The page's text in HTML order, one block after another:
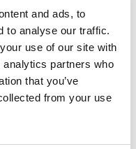
and ads, to
to analyse our traffic.
use of our site with
partners who
that you’ve
from your use
zum